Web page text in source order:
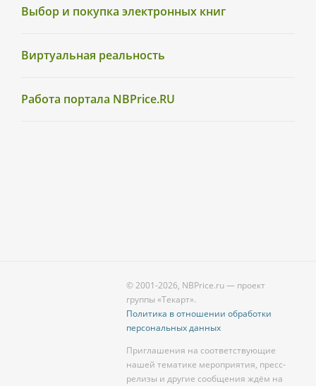
Выбор и покупка электронных книг
Виртуальная реальность
Работа портала NBPrice.RU
© 2001-2026, NBPrice.ru — проект
группы «Текарт».
Политика в отношении обработки
персональных данных
Приглашения на соответствующие
нашей тематике мероприятия, пресс-
релизы и другие сообщения ждём на